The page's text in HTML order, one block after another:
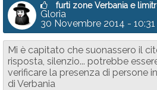
furti zone Verbania e
Gloria
30 Novembre 2014 - 10:31
Mi è capitato che suonassero il
risposta, silenzio... potrebbe
verificare la presenza di persone
di Verbania